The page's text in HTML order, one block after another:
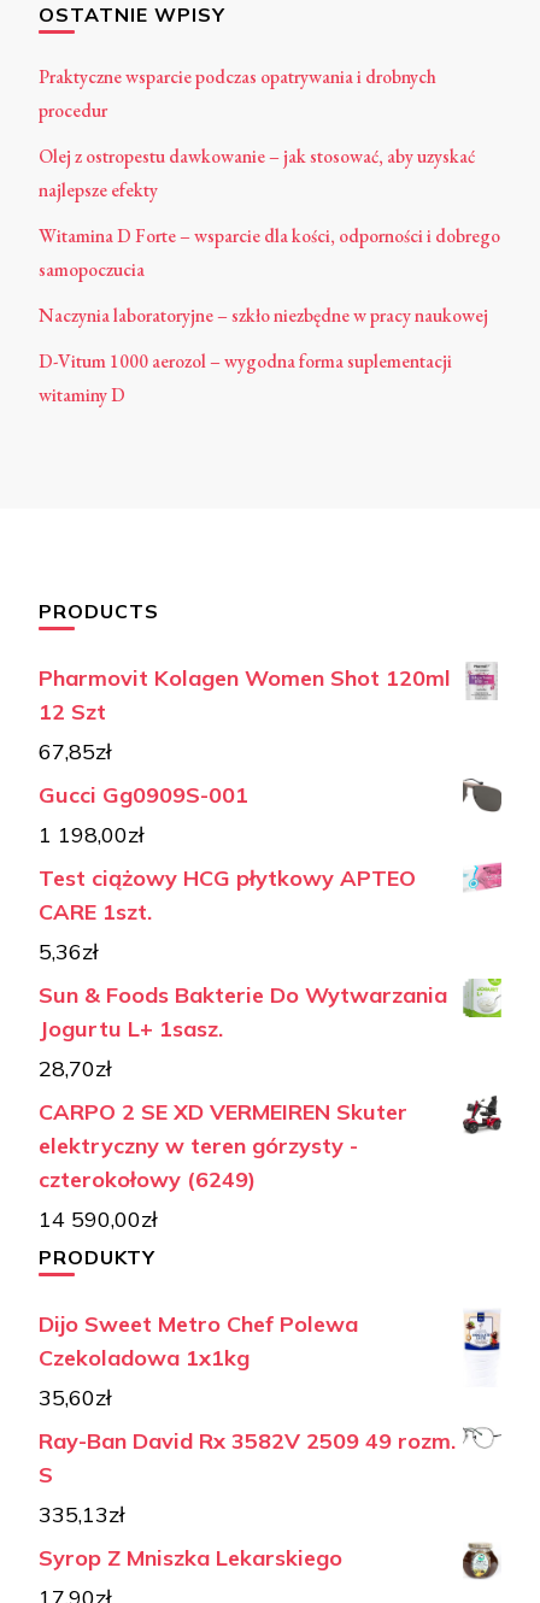
OSTATNIE WPISY
Praktyczne wsparcie podczas opatrywania i drobnych
procedur
Olej z ostropestu dawkowanie – jak stosować, aby uzyskać
najlepsze efekty
Witamina D Forte – wsparcie dla kości, odporności i dobrego
samopoczucia
Naczynia laboratoryjne – szkło niezbędne w pracy naukowej
D-Vitum 1000 aerozol – wygodna forma suplementacji
witaminy D
PRODUCTS
Pharmovit Kolagen Women Shot 120ml
12 Szt
67,85zł
Gucci Gg0909S-001
1 198,00zł
Test ciążowy HCG płytkowy APTEO
CARE 1szt.
5,36zł
Sun & Foods Bakterie Do Wytwarzania
Jogurtu L+ 1sasz.
28,70zł
CARPO 2 SE XD VERMEIREN Skuter
elektryczny w teren górzysty -
czterokołowy (6249)
14 590,00zł
PRODUKTY
Dijo Sweet Metro Chef Polewa
Czekoladowa 1x1kg
35,60zł
Ray-Ban David Rx 3582V 2509 49 rozm.
S
335,13zł
Syrop Z Mniszka Lekarskiego
17,90zł